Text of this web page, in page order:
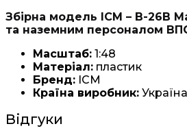
Збірна модель ICM – B-26B
та наземним персоналом
Масштаб: 1:48
Матеріал: пластик
Бренд: ICM
Країна виробник: Україна
Відгуки